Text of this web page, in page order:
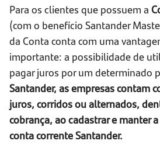
Para os clientes que possuem a
(com o benefício Santander
da Conta conta com uma
importante: a possibilidade de
pagar juros por um determinado
Santander, as empresas contam
juros, corridos ou alternados,
cobrança, ao cadastrar e manter a
conta corrente Santander.